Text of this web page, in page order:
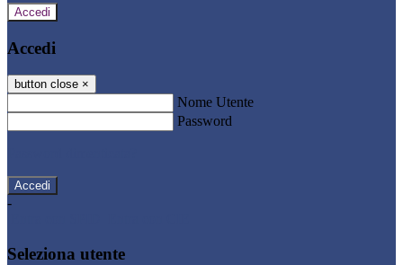
Accedi
Accedi
button close ×
Nome Utente
Password
-
Seleziona utente